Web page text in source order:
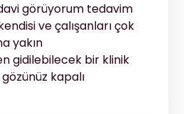
görüyorum tedavim
ve çalışanları çok
yakın
gidilebilecek bir klinik
kapalı